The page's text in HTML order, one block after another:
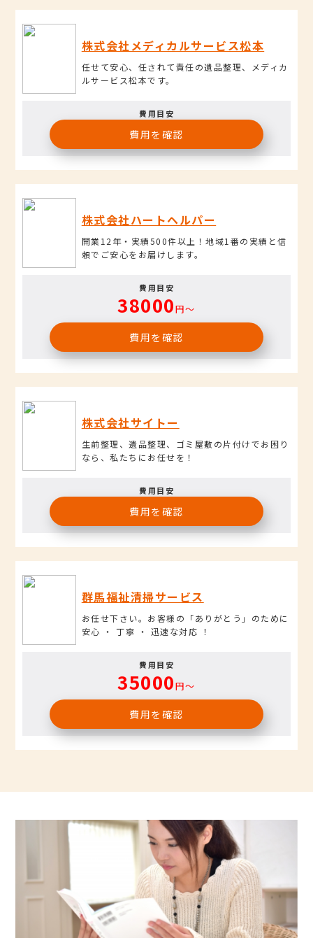
株式会社メディカルサービス松本
任せて安心、任されて責任の遺品整理、メディカ
ルサービス松本です。
費用目安
費用を確認
株式会社ハートヘルパー
開業12年・実績500件以上！地域1番の実績と信
頼でご安心をお届けします。
費用目安
38000円〜
費用を確認
株式会社サイトー
生前整理、遺品整理、ゴミ屋敷の片付けでお困り
なら、私たちにお任せを！
費用目安
費用を確認
群馬福祉清掃サービス
お任せ下さい。お客様の「ありがとう」のために
安心 ・ 丁寧 ・ 迅速な対応 ！
費用目安
35000円〜
費用を確認